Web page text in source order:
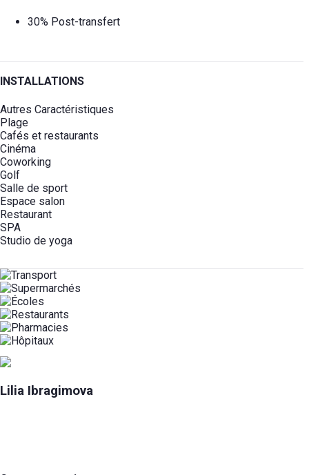
30% Post-transfert
INSTALLATIONS
Autres Caractéristiques
Plage
Cafés et restaurants
Cinéma
Coworking
Golf
Salle de sport
Espace salon
Restaurant
SPA
Studio de yoga
Lilia Ibragimova